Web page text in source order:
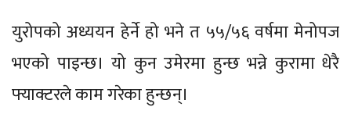
युरोपको अध्ययन हेर्ने हो भने त ५५/५६ वर्षमा मेनोपज
भएको पाइन्छ। यो कुन उमेरमा हुन्छ भन्ने कुरामा धेरै
फ्याक्टरले काम गरेका हुन्छन्।